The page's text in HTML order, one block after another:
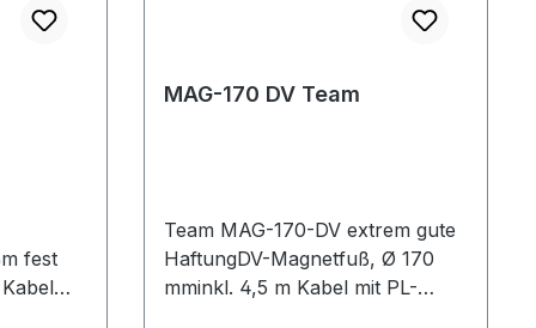
fest
MAG-170 DV Team
Team MAG-170-DV extrem gute
HaftungDV-Magnetfuß, Ø 170
mminkl. 4,5 m Kabel mit PL-